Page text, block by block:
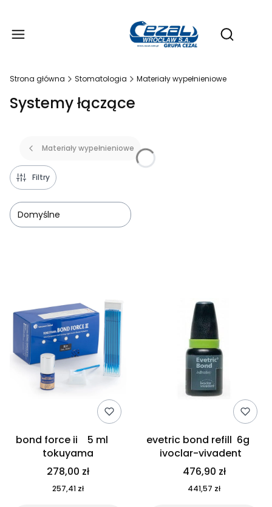
Otwórz
Strona główna Stomatologia Materiały wypełnieniowe
Systemy łączące
Materiały wypełnieniowe
Filtry
Domyślne
bond force ii 5 ml
tokuyama
278,00 zł
257,41 zł
evetric bond refill 6g
ivoclar-vivadent
476,90 zł
441,57 zł